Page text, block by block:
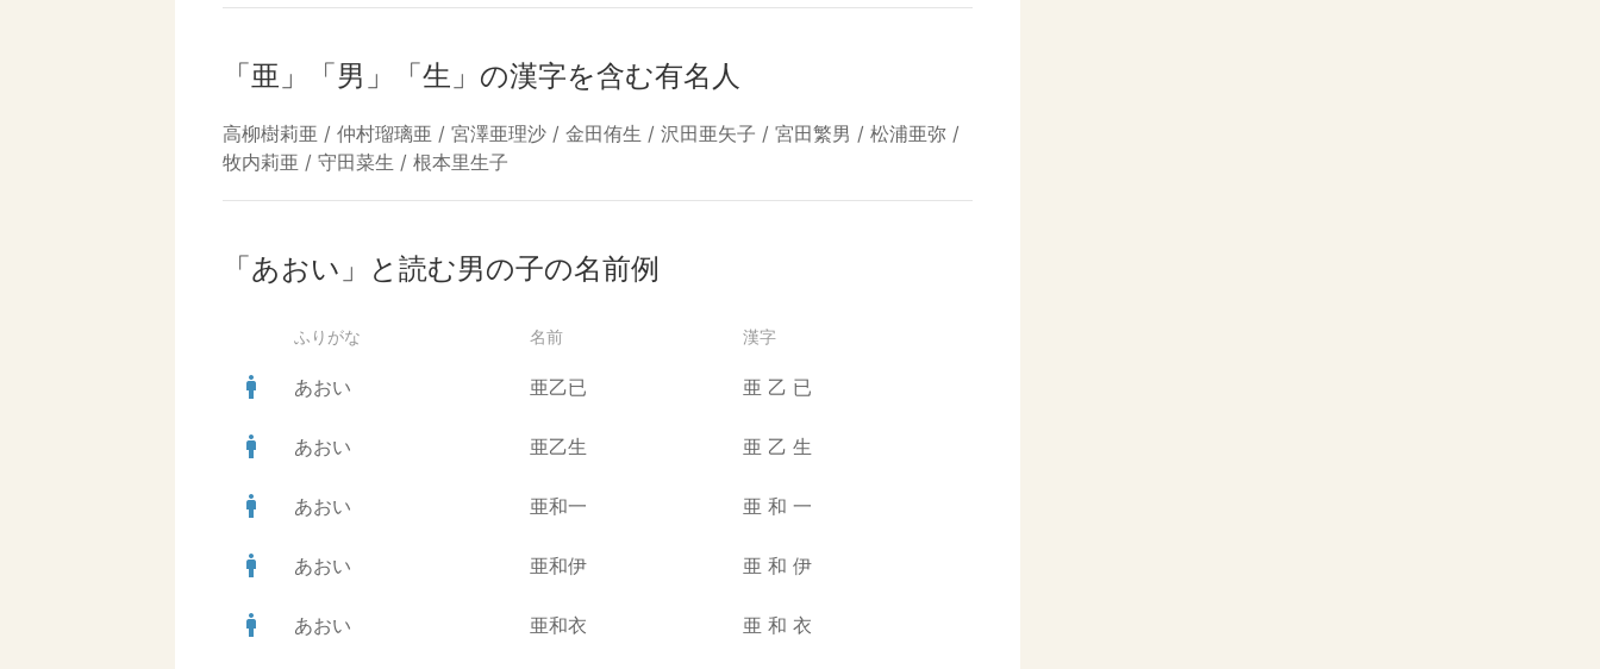
「亜」「男」「生」の漢字を含む有名人
高柳樹莉亜 / 仲村瑠璃亜 / 宮澤亜理沙 / 金田侑生 / 沢田亜矢子 / 宮田繁男 / 松浦亜弥 /
牧内莉亜 / 守田菜生 / 根本里生子
「あおい」と読む男の子の名前例
ふりがな 名前 漢字
man あおい 亜乙已 亜 乙 已
man あおい 亜乙生 亜 乙 生
man あおい 亜和一 亜 和 一
man あおい 亜和伊 亜 和 伊
man あおい 亜和衣 亜 和 衣